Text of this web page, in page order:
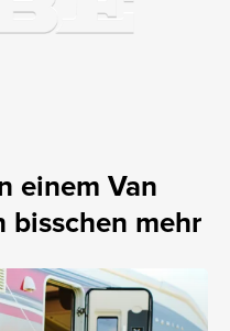
einem Van
bisschen mehr